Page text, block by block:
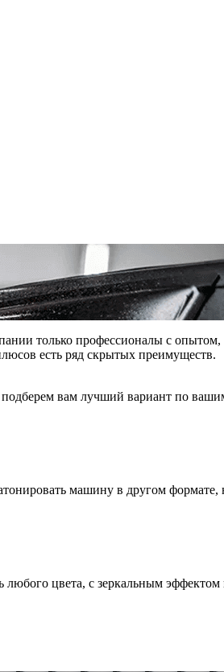
только профессионалы с
есть ряд скрытых преимуществ.
вам лучший вариант по
машину в другом
цвета, с зеркальным эффектом